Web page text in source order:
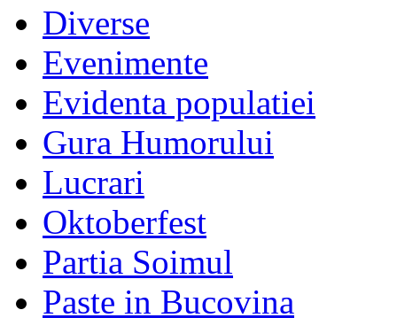
Diverse
Evenimente
Evidenta populatiei
Gura Humorului
Lucrari
Oktoberfest
Partia Soimul
Paste in Bucovina